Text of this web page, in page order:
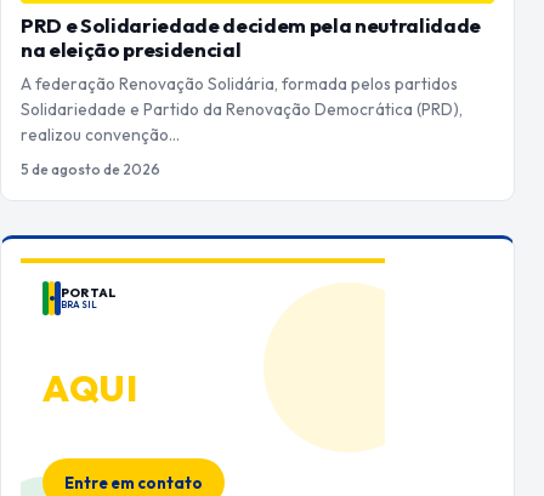
PRD e Solidariedade decidem pela neutralidade
na eleição presidencial
A federação Renovação Solidária, formada pelos partidos
Solidariedade e Partido da Renovação Democrática (PRD),
realizou convenção…
5 de agosto de 2026
PORTAL
BRASIL
AQUI
Entre em contato